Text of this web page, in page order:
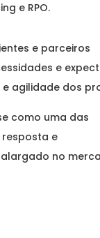
e RPO.
e parceiros
e
agilidade dos
como uma das
e
no